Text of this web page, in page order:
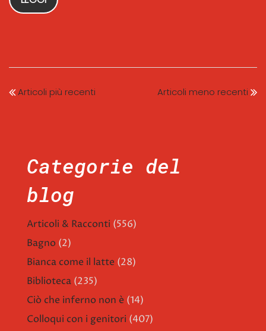
Articoli più recenti Articoli meno recenti
Categorie del
blog
Articoli & Racconti (556)
Bagno (2)
Bianca come il latte (28)
Biblioteca (235)
Ciò che inferno non è (14)
Colloqui con i genitori (407)